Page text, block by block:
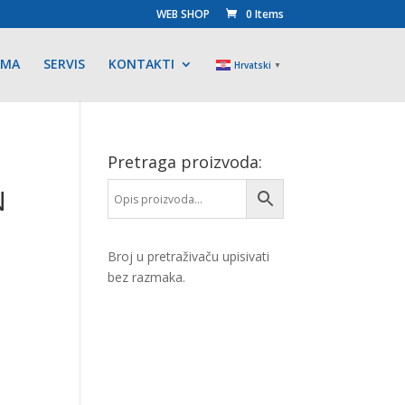
WEB SHOP 0 Items
SERVIS KONTAKTI Hrvatski ▼
Pretraga proizvoda:
Broj u pretraživaču upisivati
bez razmaka.